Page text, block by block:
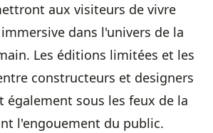
aux visiteurs de vivre
dans l'univers de la
Les éditions limitées et les
constructeurs et designers
également sous les feux de la
l'engouement du public.